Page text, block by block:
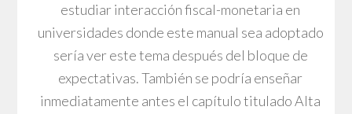
estudiar interacción fiscal-monetaria en
universidades donde este manual sea adoptado
sería ver este tema después del bloque de
expectativas. También se podría enseñar
inmediatamente antes el capítulo titulado Alta